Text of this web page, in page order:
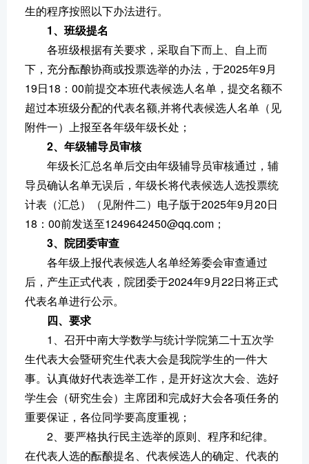
生的程序按照以下办法进行。
1、 班级提名
各班级根据有关要求，采取自下而上、自上而
下，充分酝酿协商或投票选举的办法，于2025年9月
19日18：00前提交本班代表候选人名单，提交名额不
超过本班级分配的代表名额,并将代表候选人名单（见
附件一）上报至各年级年级长处；
2、年级辅导员审核
年级长汇总名单后交由年级辅导员审核通过，辅
导员确认名单无误后，年级长将代表候选人选投票统
计表（汇总）（见附件二）电子版于2025年9月20日
18：00前发送至1249642450@qq.com；
3、院团委审查
各年级上报代表候选人名单经筹委会审查通过
后，产生正式代表，院团委于2024年9月22日将正式
代表名单进行公示。
四、要求
1、召开中南大学数学与统计学院第二十五次学
生代表大会暨研究生代表大会是我院学生的一件大
事。认真做好代表选举工作，是开好这次大会、选好
学生会（研究生会）主席团和完成好大会各项任务的
重要保证，各位同学要高度重视；
2、要严格执行民主选举的原则、程序和纪律。
在代表人选的酝酿提名、代表候选人的确定、代表的